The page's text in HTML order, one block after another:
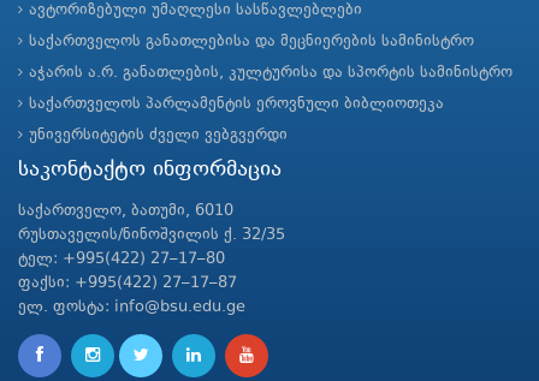
ავტორიზებული უმაღლესი სასწავლებლები
საქართველოს განათლებისა და მეცნიერების სამინისტრო
აჭარის ა.რ. განათლების, კულტურისა და სპორტის სამინისტრო
საქართველოს პარლამენტის ეროვნული ბიბლიოთეკა
უნივერსიტეტის ძველი ვებგვერდი
საკონტაქტო ინფორმაცია
საქართველო, ბათუმი, 6010
რუსთაველის/ნინოშვილის ქ. 32/35
ტელ: +995(422) 27–17–80
ფაქსი: +995(422) 27–17–87
ელ. ფოსტა: info@bsu.edu.ge